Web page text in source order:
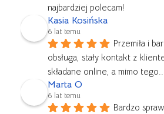
najbardziej polecam!
Kasia Kosińska
6 lat temu
Przemiła i
obsługa, stały kontakt z
składane online, a mimo tego
Marta O
6 lat temu
Bardzo